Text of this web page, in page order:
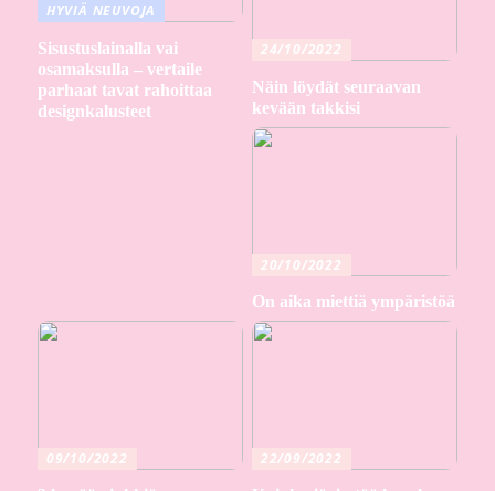
HYVIÄ NEUVOJA
Sisustuslainalla vai
osamaksulla – vertaile
parhaat tavat rahoittaa
designkalusteet
24/10/2022
Näin löydät seuraavan
kevään takkisi
20/10/2022
On aika miettiä ympäristöä
09/10/2022
22/09/2022